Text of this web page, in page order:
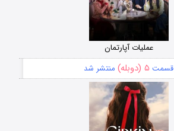
عملیات آپارتمان
قسمت ۵ (دوبله) منتشر شد